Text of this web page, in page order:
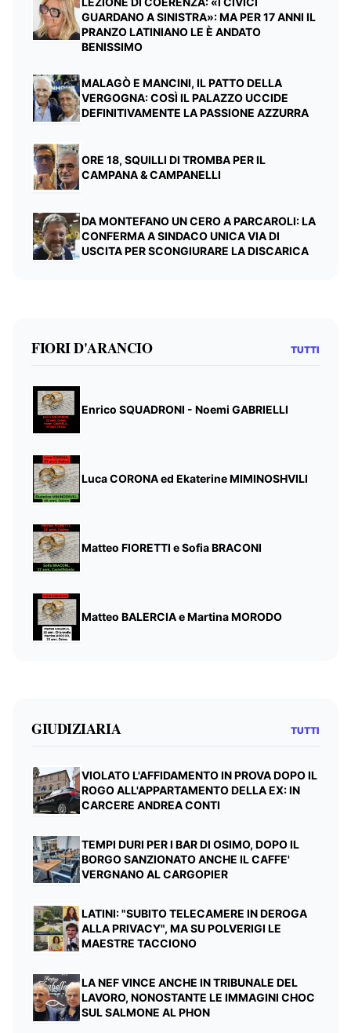
GUARDANO A SINISTRA»: MA PER 17 ANNI IL
PRANZO LATINIANO LE È ANDATO
BENISSIMO
MALAGÒ E MANCINI, IL PATTO DELLA
VERGOGNA: COSÌ IL PALAZZO UCCIDE
DEFINITIVAMENTE LA PASSIONE AZZURRA
ORE 18, SQUILLI DI TROMBA PER IL
CAMPANA & CAMPANELLI
DA MONTEFANO UN CERO A PARCAROLI: LA
CONFERMA A SINDACO UNICA VIA DI
USCITA PER SCONGIURARE LA DISCARICA
FIORI D'ARANCIO TUTTI
Enrico SQUADRONI - Noemi GABRIELLI
Luca CORONA ed Ekaterine MIMINOSHVILI
Matteo FIORETTI e Sofia BRACONI
Matteo BALERCIA e Martina MORODO
GIUDIZIARIA TUTTI
VIOLATO L'AFFIDAMENTO IN PROVA DOPO IL
ROGO ALL'APPARTAMENTO DELLA EX: IN
CARCERE ANDREA CONTI
TEMPI DURI PER I BAR DI OSIMO, DOPO IL
BORGO SANZIONATO ANCHE IL CAFFE'
VERGNANO AL CARGOPIER
LATINI: "SUBITO TELECAMERE IN DEROGA
ALLA PRIVACY", MA SU POLVERIGI LE
MAESTRE TACCIONO
LA NEF VINCE ANCHE IN TRIBUNALE DEL
LAVORO, NONOSTANTE LE IMMAGINI CHOC
SUL SALMONE AL PHON